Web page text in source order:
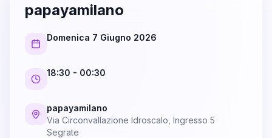
papayamilano
Domenica 7 Giugno 2026
18:30 - 00:30
papayamilano
Via Circonvallazione Idroscalo, Ingresso 5
Segrate